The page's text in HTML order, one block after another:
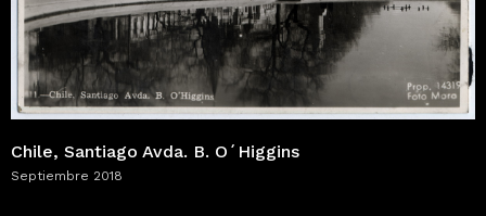
Chile, Santiago Avda. B. O´Higgins
Septiembre 2018